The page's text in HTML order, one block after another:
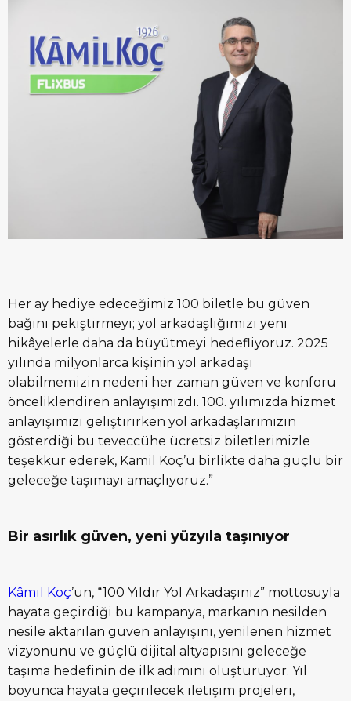
Her ay hediye edeceğimiz 100 biletle bu güven
bağını pekiştirmeyi; yol arkadaşlığımızı yeni
hikâyelerle daha da büyütmeyi hedefliyoruz. 2025
yılında milyonlarca kişinin yol arkadaşı
olabilmemizin nedeni her zaman güven ve konforu
önceliklendiren anlayışımızdı. 100. yılımızda hizmet
anlayışımızı geliştirirken yol arkadaşlarımızın
gösterdiği bu teveccühe ücretsiz biletlerimizle
teşekkür ederek, Kamil Koç’u birlikte daha güçlü bir
geleceğe taşımayı amaçlıyoruz.”
Bir asırlık güven, yeni yüzyıla taşınıyor
Kâmil Koç’un, “100 Yıldır Yol Arkadaşınız” mottosuyla
hayata geçirdiği bu kampanya, markanın nesilden
nesile aktarılan güven anlayışını, yenilenen hizmet
vizyonunu ve güçlü dijital altyapısını geleceğe
taşıma hedefinin de ilk adımını oluşturuyor. Yıl
boyunca hayata geçirilecek iletişim projeleri,